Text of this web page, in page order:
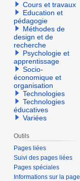
Cours et travaux
Education et
pédagogie
Méthodes de
design et de
recherche
Psychologie et
apprentissage
Socio-
économique et
organisation
Technologies
Technologies
éducatives
Variées
Outils
Pages liées
Suivi des pages liées
Pages spéciales
Informations sur la page